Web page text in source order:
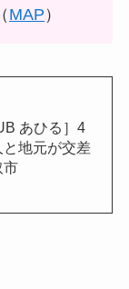
MAP ）
あひる］4
地元が交差
市